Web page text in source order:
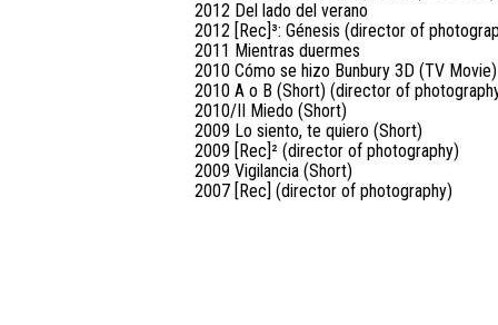
2012 Del lado del verano
2012 [Rec]³: Génesis (director of
2011 Mientras duermes
2010 Cómo se hizo Bunbury 3D (TV Movie)
2010 A o B (Short) (director of
2010/II Miedo (Short)
2009 Lo siento, te quiero (Short)
2009 [Rec]² (director of photography)
2009 Vigilancia (Short)
2007 [Rec] (director of photography)